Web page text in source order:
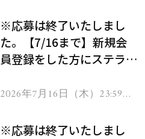
※応募は終了いたしまし
た。【7/16まで】新規会
員登録をした方にステラボ
ヘアドライヤー ジュエル
2026年7月16日（木）23:59ま
※応募は終了いたしまし